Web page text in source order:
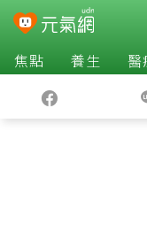
焦點 養生 醫